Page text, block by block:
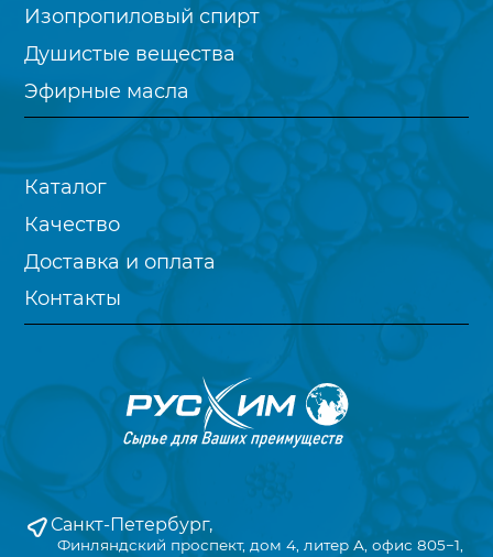
Санкт-Петербург,
Финляндский проспект, дом 4, литер А, офис 805−1,
Изопропиловый спирт
Душистые вещества
Эфирные масла
Каталог
Качество
Доставка и оплата
Контакты